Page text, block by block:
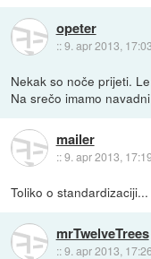
opeter
::9. apr 2013, 17:03
Nekak so noče prijeti.
Na srečo imamo
mailer
::9. apr 2013, 17:19
Toliko o standardizaciji...
mrTwelveTrees
::9. apr 2013, 17:26